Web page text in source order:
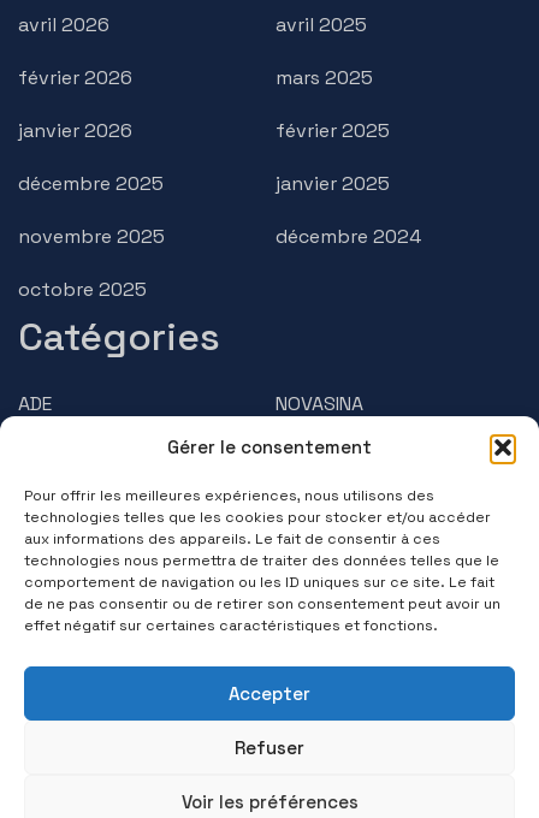
Gérer le consentement
Pour offrir les meilleures expériences, nous utilisons des
technologies telles que les cookies pour stocker et/ou accéder
aux informations des appareils. Le fait de consentir à ces
technologies nous permettra de traiter des données telles que le
comportement de navigation ou les ID uniques sur ce site. Le fait
de ne pas consentir ou de retirer son consentement peut avoir un
effet négatif sur certaines caractéristiques et fonctions.
Accepter
Refuser
Voir les préférences
avril 2026
février 2026
janvier 2026
décembre 2025
novembre 2025
octobre 2025
avril 2025
mars 2025
février 2025
janvier 2025
décembre 2024
Catégories
ADE
BRUSS
NOVASINA
PRECISA
Questions/Réponses
Contactez-nous
(+33) 01 39 11 55 75
Suivez-nous